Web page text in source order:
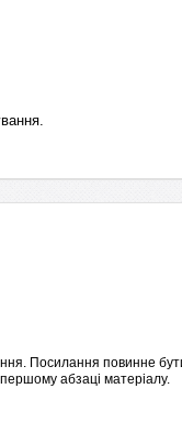
Посилання повинне
абзаці матеріалу.